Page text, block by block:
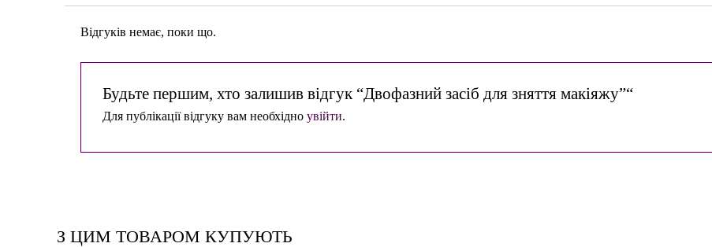
Відгуків немає, поки що.
Будьте першим, хто залишив відгук “Двофазний засіб для зняття макіяжу”“
Для публікації відгуку вам необхідно увійти.
З ЦИМ ТОВАРОМ КУПУЮТЬ